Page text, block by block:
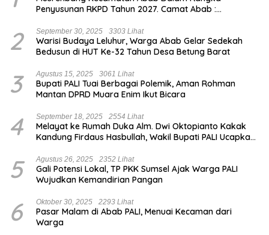
Penyusunan RKPD Tahun 2027. Camat Abab :
2 September 30, 2025 3303 Lihat
Warisi Budaya Leluhur, Warga Abab Gelar Sedekah
Bedusun di HUT Ke-32 Tahun Desa Betung Barat
3 Agustus 15, 2025 3061 Lihat
Bupati PALI Tuai Berbagai Polemik, Aman Rohman
Mantan DPRD Muara Enim Ikut Bicara
4 September 18, 2025 2554 Lihat
Melayat ke Rumah Duka Alm. Dwi Oktopianto Kakak
Kandung Firdaus Hasbullah, Wakil Bupati PALI Ucapkan
5 Agustus 26, 2025 2352 Lihat
Gali Potensi Lokal, TP PKK Sumsel Ajak Warga PALI
Wujudkan Kemandirian Pangan
6 Oktober 30, 2025 2293 Lihat
Pasar Malam di Abab PALI, Menuai Kecaman dari
Warga